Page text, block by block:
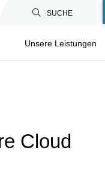
SUCHE
Unsere Leistungen
Cloud